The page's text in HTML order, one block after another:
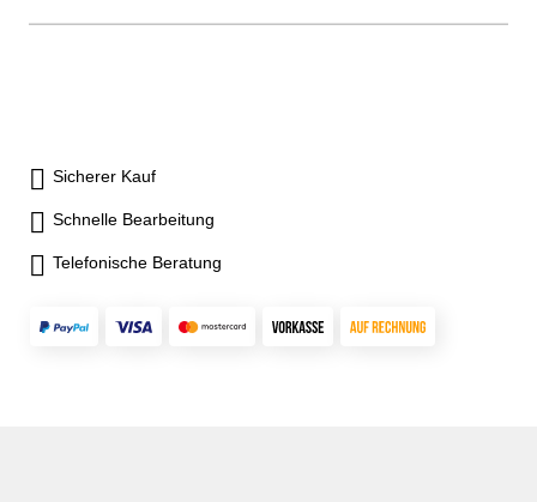
Sicherer Kauf
Schnelle Bearbeitung
Telefonische Beratung